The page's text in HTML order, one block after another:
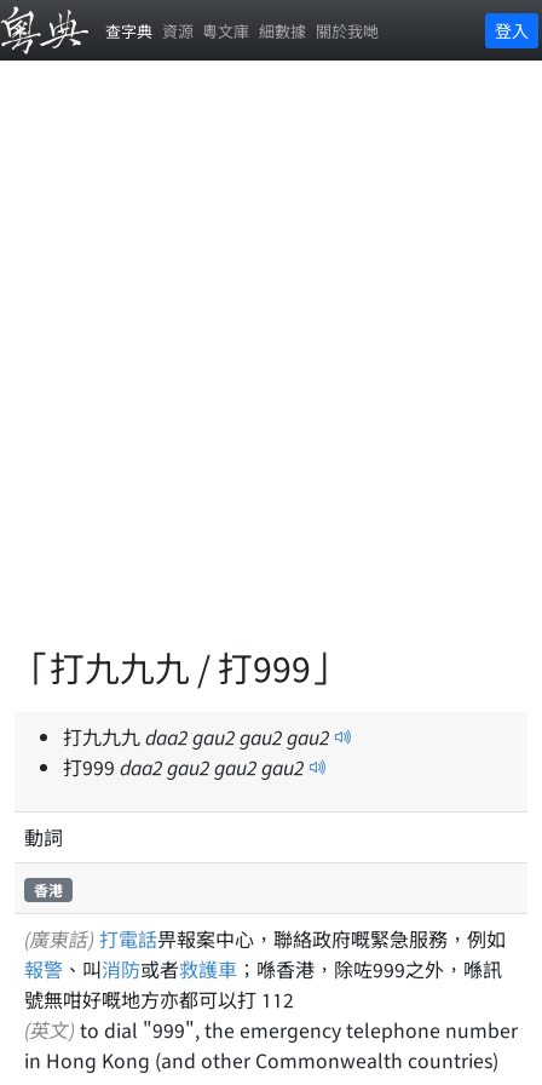
查字典 資源 粵文庫 細數據 關於我哋 登入
「打九九九 / 打999」
打九九九daa2gau2gau2gau2
打999 daa2gau2gau2gau2
動詞
香港
(廣東話) 打電話畀報案中心，聯絡政府嘅緊急服務，例如
報警 、叫消防或者救護車 ；喺香港，除咗999之外，喺訊
號無咁好嘅地方亦都可以打 112
(英文) to dial "999", the emergency telephone number
in Hong Kong (and other Commonwealth countries)